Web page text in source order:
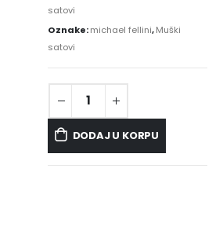
satovi
Oznake:michael fellini,Muški
satovi
DODAJ U KORPU